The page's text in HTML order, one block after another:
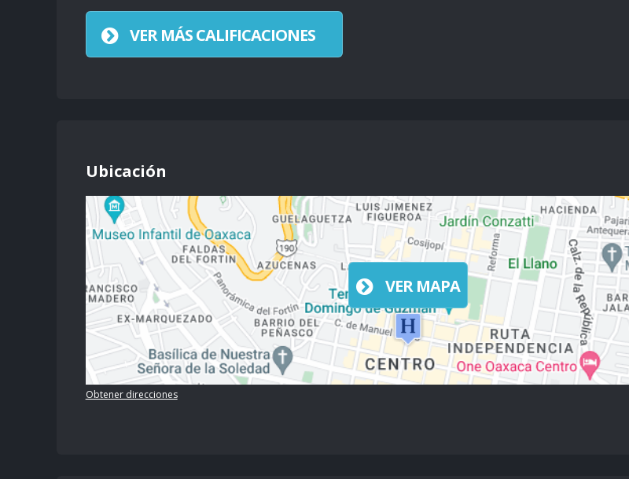
VER MÁS CALIFICACIONES
Ubicación
VER MAPA
Obtener direcciones